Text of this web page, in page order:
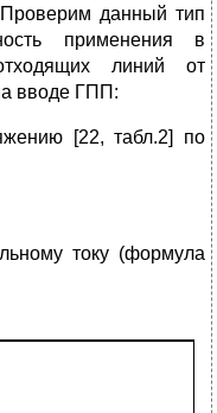
данный тип
применения в
линий от
вводе ГПП:
[22, табл.2] по
току (формула